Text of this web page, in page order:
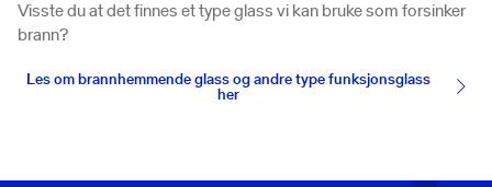
Visste du at det finnes et type glass vi kan bruke som forsinker
brann?
Les om brannhemmende glass og andre type funksjonsglass
her